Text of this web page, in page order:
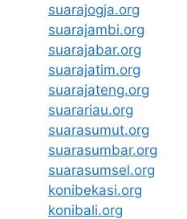
suarajogja.org
suarajambi.org
suarajabar.org
suarajatim.org
suarajateng.org
suarariau.org
suarasumut.org
suarasumbar.org
suarasumsel.org
konibekasi.org
konibali.org